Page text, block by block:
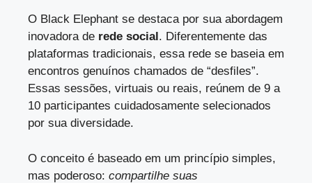
O Black Elephant se destaca por sua abordagem
inovadora de rede social . Diferentemente das
plataformas tradicionais, essa rede se baseia em
encontros genuínos chamados de “desfiles”.
Essas sessões, virtuais ou reais, reúnem de 9 a
10 participantes cuidadosamente selecionados
por sua diversidade.
O conceito é baseado em um princípio simples,
mas poderoso: compartilhe suas